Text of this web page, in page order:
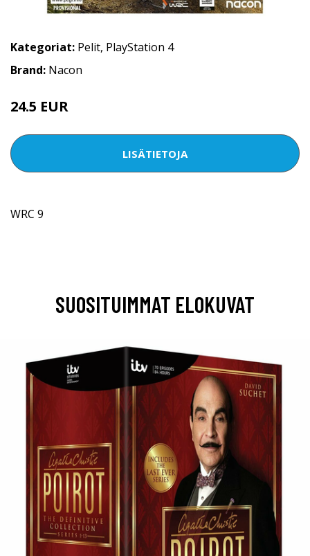
Kategoriat: Pelit, PlayStation 4
Brand: Nacon
24.5 EUR
LISÄTIETOJA
WRC 9
SUOSITUIMMAT ELOKUVAT